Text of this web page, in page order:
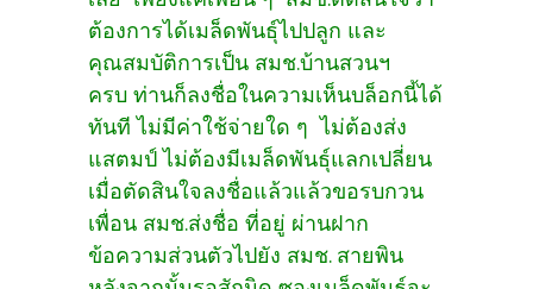
ต้องการได้เมล็ดพันธุ์ไปปลูก และ
คุณสมบัติการเป็น สมช.บ้านสวนฯ
ครบ ท่านก็ลงชื่อในความเห็นบล็อกนี้ได้
ทันที ไม่มีค่าใช้จ่ายใด ๆ ไม่ต้องส่ง
แสตมป์ ไม่ต้องมีเมล็ดพันธุ์แลกเปลี่ยน
เมื่อตัดสินใจลงชื่อแล้วแล้วขอรบกวน
เพื่อน สมช.ส่งชื่อ ที่อยู่ ผ่านฝาก
ข้อความส่วนตัวไปยัง สมช. สายพิน